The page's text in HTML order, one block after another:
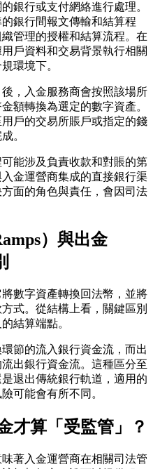
銀行或支付網絡進行處理。
銀行間報文傳輸和結算程
管理的授權和結算流程。在
戶資料和交易背景執行相關
環境下。
，入金服務商會按照該場所
額轉換為選定的數字資產。
戶的交易所賬戶或指定的錢
。
能涉及負責收款和對賬的第
金運營商集成的直接銀行渠
面的角色與責任，會因司法
）與出金
數字資產轉換回法幣，並將
式。從結構上看，關鍵區別
結算端點。
節的流入銀行資金流，而出
出銀行資金流。這種區分至
退出傳統銀行軌道，適用的
可能會有所不同。
才算「受監管」？
著入金運營商在相關司法管